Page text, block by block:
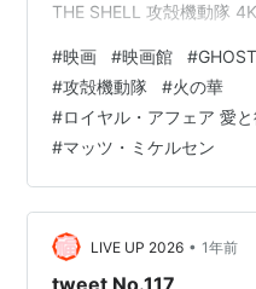
THE SHELL 攻殻機動隊
が素晴らしかったです。
いました。 目に見えるも
するのかどうか考えてし
麗で、細部までの書き込
ータ上の画面等はさすが
30…
#映画 #映画館 #
#攻殻機動隊 #火の華
#ロイヤル・アフェア 愛
#マッツ・ミケルセン
LIVE UP 2026 • 1年前